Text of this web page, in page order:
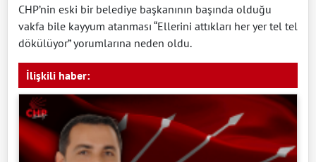
CHP’nin eski bir belediye başkanının başında olduğu
vakfa bile kayyum atanması “Ellerini attıkları her yer tel tel
dökülüyor” yorumlarına neden oldu.
İlişkili haber: